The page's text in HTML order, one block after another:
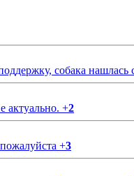
собака нашлась
актуально. +2
+3